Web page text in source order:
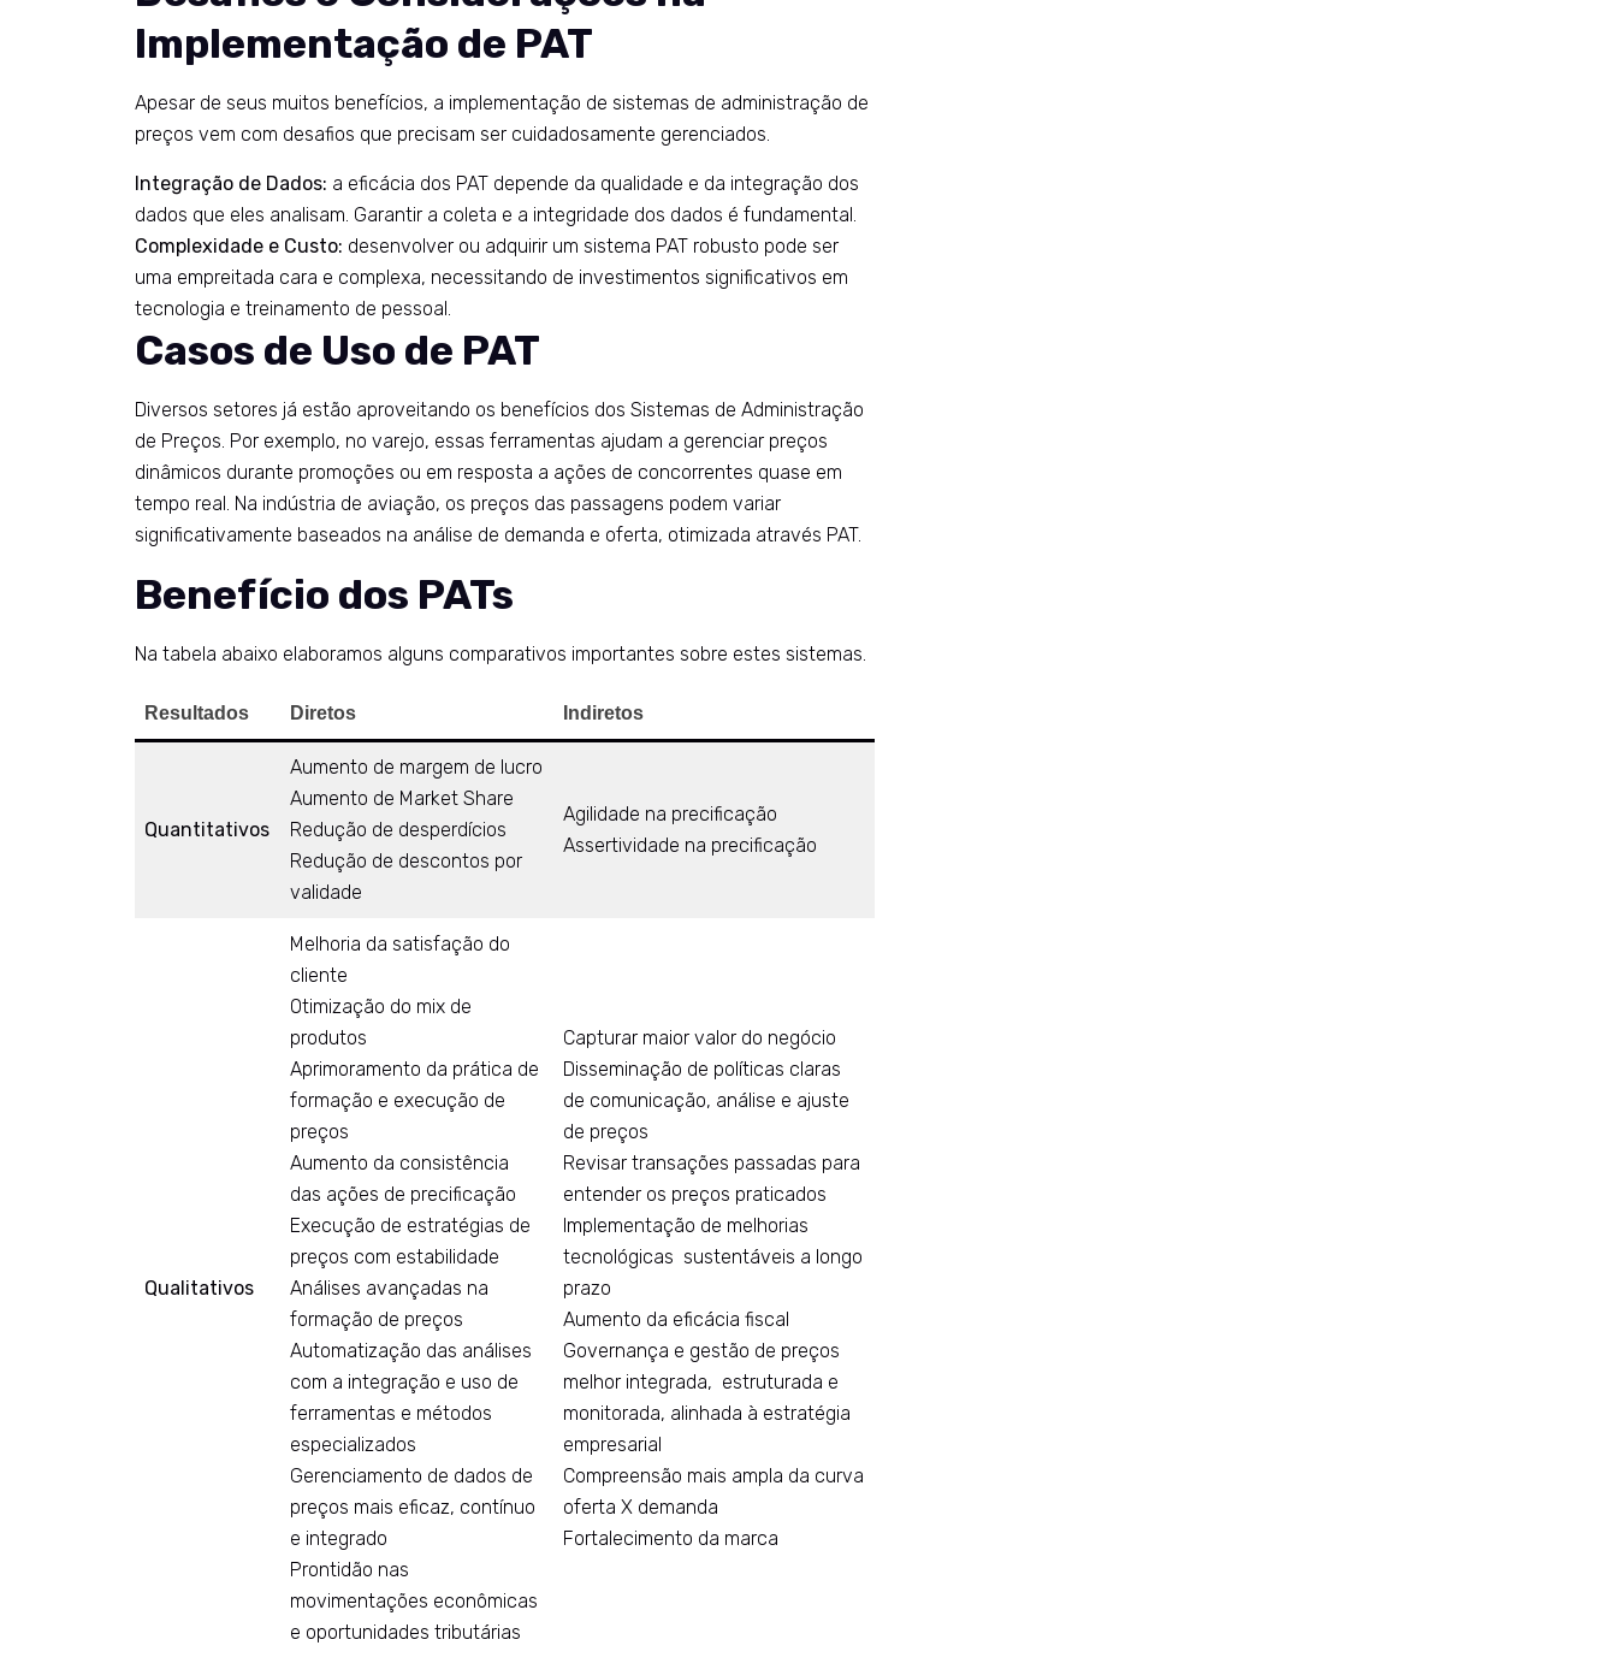
Implementação de PAT
Apesar de seus muitos benefícios, a implementação de sistemas de administração de
preços vem com desafios que precisam ser cuidadosamente gerenciados.
Integração de Dados: a eficácia dos PAT depende da qualidade e da integração dos
dados que eles analisam. Garantir a coleta e a integridade dos dados é fundamental.
Complexidade e Custo: desenvolver ou adquirir um sistema PAT robusto pode ser
uma empreitada cara e complexa, necessitando de investimentos significativos em
tecnologia e treinamento de pessoal.
Casos de Uso de PAT
Diversos setores já estão aproveitando os benefícios dos Sistemas de Administração
de Preços. Por exemplo, no varejo, essas ferramentas ajudam a gerenciar preços
dinâmicos durante promoções ou em resposta a ações de concorrentes quase em
tempo real. Na indústria de aviação, os preços das passagens podem variar
significativamente baseados na análise de demanda e oferta, otimizada através PAT.
Benefício dos PATs
Na tabela abaixo elaboramos alguns comparativos importantes sobre estes sistemas.
Resultados Diretos Indiretos
Quantitativos
Aumento de margem de lucro
Aumento de Market Share
Redução de desperdícios
Redução de descontos por
validade
Agilidade na precificação
Assertividade na precificação
Qualitativos
Melhoria da satisfação do
cliente
Otimização do mix de
produtos
Aprimoramento da prática de
formação e execução de
preços
Aumento da consistência
das ações de precificação
Execução de estratégias de
preços com estabilidade
Análises avançadas na
formação de preços
Automatização das análises
com a integração e uso de
ferramentas e métodos
especializados
Gerenciamento de dados de
preços mais eficaz, contínuo
e integrado
Prontidão nas
movimentações econômicas
e oportunidades tributárias
Capturar maior valor do negócio
Disseminação de políticas claras
de comunicação, análise e ajuste
de preços
Revisar transações passadas para
entender os preços praticados
Implementação de melhorias
tecnológicas sustentáveis a longo
prazo
Aumento da eficácia fiscal
Governança e gestão de preços
melhor integrada, estruturada e
monitorada, alinhada à estratégia
empresarial
Compreensão mais ampla da curva
oferta X demanda
Fortalecimento da marca